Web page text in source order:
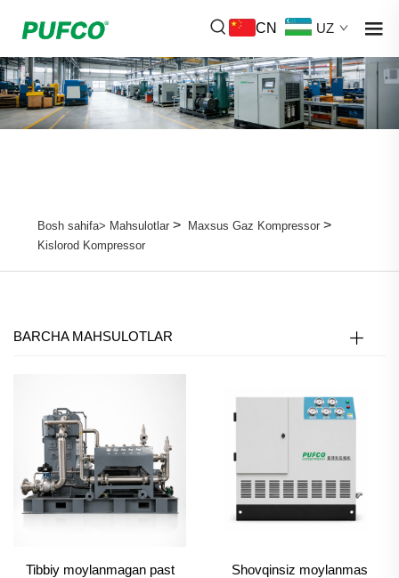
CN UZ
Bosh sahifa> Mahsulotlar> Maxsus Gaz Kompressor>
Kislorod Kompressor
BARCHA MAHSULOTLAR
Tibbiy moylanmagan past
Shovqinsiz moylanmas